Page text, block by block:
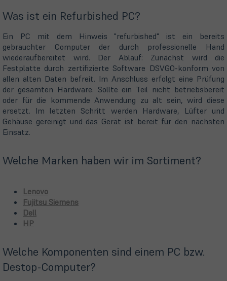
Was ist ein Refurbished PC?
Ein PC mit dem Hinweis "refurbished" ist ein bereits
gebrauchter Computer der durch professionelle Hand
wiederaufbereitet wird. Der Ablauf: Zunächst wird die
Festplatte durch zertifizierte Software DSVGO-konform von
allen alten Daten befreit. Im Anschluss erfolgt eine Prüfung
der gesamten Hardware. Sollte ein Teil nicht betriebsbereit
oder für die kommende Anwendung zu alt sein, wird diese
ersetzt. Im letzten Schritt werden Hardware, Lüfter und
Gehäuse gereinigt und das Gerät ist bereit für den nächsten
Einsatz.
Welche Marken haben wir im Sortiment?
Lenovo(öffnet
in
Fujitsu Siemens(öffnet
Dell
HP(öffnet
Tab)
Welche Komponenten sind einem PC bzw.
Destop-Computer?